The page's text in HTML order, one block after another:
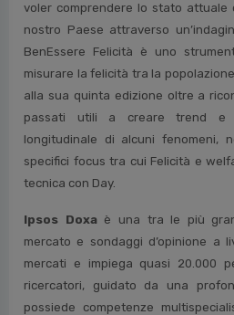
voler comprendere lo stato attuale
nostro Paese attraverso
BenEssere Felicità è uno
misurare la felicità tra la
alla sua quinta edizione oltre a
passati utili a creare trend e
longitudinale di alcuni fenomeni,
specifici focus tra cui Felicità e
tecnica con Day.
Ipsos Doxaè una tra le più
mercato e sondaggi d’opinione a
mercati e impiega quasi 20.000
ricercatori, guidato da una
possiede competenze